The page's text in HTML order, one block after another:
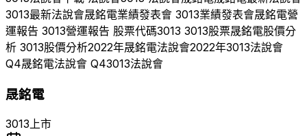
3013最新法說會晟銘電業績發表會 3013業績發表會晟銘電營
運報告 3013營運報告 股票代碼3013 3013股票晟銘電股價分
析 3013股價分析2022年晟銘電法說會2022年3013法說會
Q4晟銘電法說會 Q43013法說會
晟銘電
3013上市